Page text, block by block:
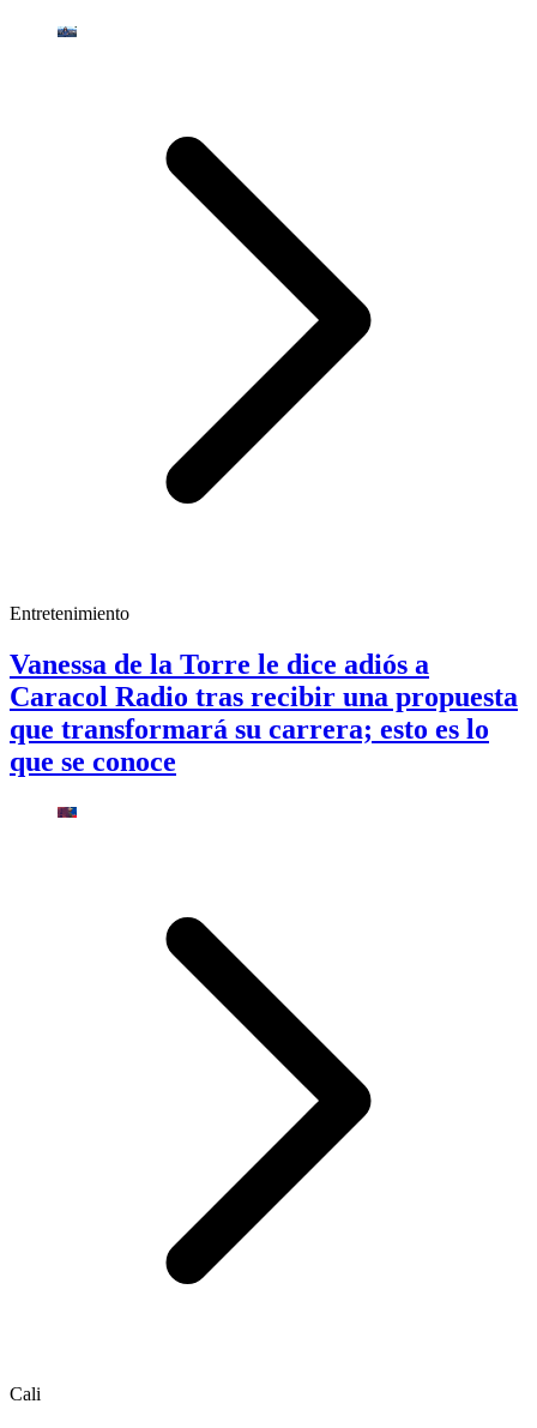
Entretenimiento
Vanessa de la Torre le dice adiós a
Caracol Radio tras recibir una propuesta
que transformará su carrera; esto es lo
que se conoce
Cali